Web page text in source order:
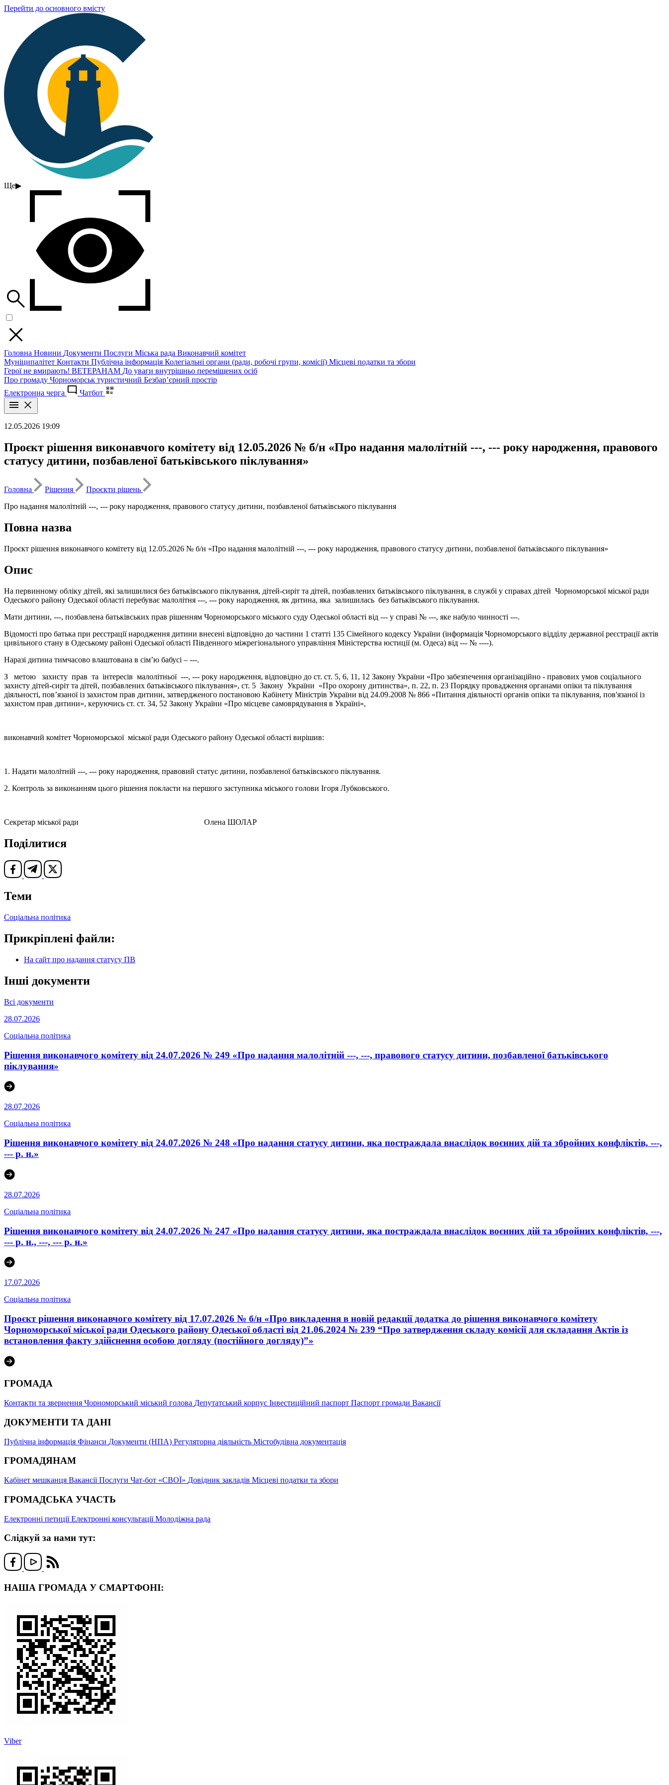
Перейти до основного вмісту
Ще▶
Головна Новини Документи Послуги Міська рада Виконавчий комітет
Муніципалітет Контакти Публічна інформація Колегіальні органи (ради, робочі групи, комісії) Місцеві податки та збори
Герої не вмирають! ВЕТЕРАНАМ До уваги внутрішньо переміщених осіб
Про громаду Чорноморськ туристичний Безбар’єрний простір
Електронна черга
Чатбот
12.05.2026 19:09
Проєкт рішення виконавчого комітету від 12.05.2026 № б/н «Про надання малолітній ---, --- року народження, правового
статусу дитини, позбавленої батьківського піклування»
Головна Рішення
Проєкти рішень
Про надання малолітній ---, --- року народження, правового статусу дитини, позбавленої батьківського піклування
Повна назва
Проєкт рішення виконавчого комітету від 12.05.2026 № б/н «Про надання малолітній ---, --- року народження, правового статусу дитини, позбавленої батьківського піклування»
Опис
На первинному обліку дітей, які залишилися без батьківського піклування, дітей-сиріт та дітей, позбавлених батьківського піклування, в службі у справах дітей Чорноморської міської ради
Одеського району Одеської області перебуває малолітня ---, --- року народження, як дитина, яка залишилась без батьківського піклування.
Мати дитини, ---, позбавлена батьківських прав рішенням Чорноморського міського суду Одеської області від --- у справі № ---, яке набуло чинності ---.
Відомості про батька при реєстрації народження дитини внесені відповідно до частини 1 статті 135 Сімейного кодексу України (інформація Чорноморського відділу державної реєстрації актів
цивільного стану в Одеському районі Одеської області Південного міжрегіонального управління Міністерства юстиції (м. Одеса) від --- № ----).
Наразі дитина тимчасово влаштована в сім’ю бабусі – ---.
З метою захисту прав та інтересів малолітньої ---, --- року народження, відповідно до ст. ст. 5, 6, 11, 12 Закону України «Про забезпечення організаційно - правових умов соціального
захисту дітей-сиріт та дітей, позбавлених батьківського піклування», ст. 5 Закону України «Про охорону дитинства», п. 22, п. 23 Порядку провадження органами опіки та піклування
діяльності, пов’язаної із захистом прав дитини, затвердженого постановою Кабінету Міністрів України від 24.09.2008 № 866 «Питання діяльності органів опіки та піклування, пов'язаної із
захистом прав дитини», керуючись ст. ст. 34, 52 Закону України «Про місцеве самоврядування в Україні»,
виконавчий комітет Чорноморської міської ради Одеського району Одеської області вирішив:
1. Надати малолітній ---, --- року народження, правовий статус дитини, позбавленої батьківського піклування.
2. Контроль за виконанням цього рішення покласти на першого заступника міського голови Ігоря Лубковського.
Секретар міської ради Олена ШОЛАР
Поділитися
Теми
Соціальна політика
Прикріплені файли:
На сайт про надання статусу ПВ
Інші документи
Всі документи
28.07.2026
Соціальна політика
Рішення виконавчого комітету від 24.07.2026 № 249 «Про надання малолітній ---, ---, правового статусу дитини, позбавленої батьківського
піклування»
28.07.2026
Соціальна політика
Рішення виконавчого комітету від 24.07.2026 № 248 «Про надання статусу дитини, яка постраждала внаслідок воєнних дій та збройних конфліктів, ---,
--- р. н.»
28.07.2026
Соціальна політика
Рішення виконавчого комітету від 24.07.2026 № 247 «Про надання статусу дитини, яка постраждала внаслідок воєнних дій та збройних конфліктів, ---,
--- р. н., ---, --- р. н.»
17.07.2026
Соціальна політика
Проєкт рішення виконавчого комітету від 17.07.2026 № б/н «Про викладення в новій редакції додатка до рішення виконавчого комітету
Чорноморської міської ради Одеського району Одеської області від 21.06.2024 № 239 “Про затвердження складу комісії для складання Актів із
встановлення факту здійснення особою догляду (постійного догляду)”»
ГРОМАДА
Контакти та звернення Чорноморський міський голова Депутатський корпус Інвестиційний паспорт Паспорт громади Вакансії
ДОКУМЕНТИ ТА ДАНІ
Публічна інформація Фінанси Документи (НПА) Регуляторна діяльність Містобудівна документація
ГРОМАДЯНАМ
Кабінет мешканця ВакансіїПослуги Чат-бот «СВОЇ» Довідник закладів Місцеві податки та збори
ГРОМАДСЬКА УЧАСТЬ
Електронні петиціїЕлектронні консультаціїМолодіжна рада
Слідкуй за нами тут:
НАША ГРОМАДА У СМАРТФОНІ:
Viber